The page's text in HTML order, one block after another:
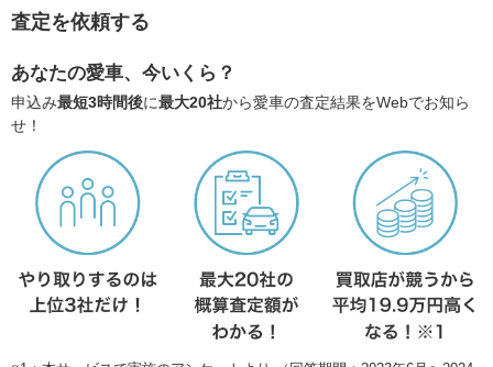
査定を依頼する
あなたの愛車、今いくら？
申込み最短3時間後に最大20社から愛車の査定結果をWebでお知ら
せ！